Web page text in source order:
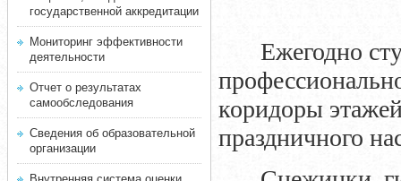
государственной аккредитации
Мониторинг эффективности
деятельности
Отчет о результатах
самообследования
Сведения об образовательной
организации
Ежегодно
коридоры
праздничного